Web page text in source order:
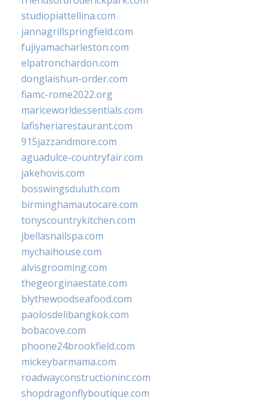
studiopiattellina.com
jannagrillspringfield.com
fujiyamacharleston.com
elpatronchardon.com
donglaishun-order.com
fiamc-rome2022.org
mariceworldessentials.com
lafisheriarestaurant.com
915jazzandmore.com
aguadulce-countryfair.com
jakehovis.com
bosswingsduluth.com
birminghamautocare.com
tonyscountrykitchen.com
jbellasnailspa.com
mychaihouse.com
alvisgrooming.com
thegeorginaestate.com
blythewoodseafood.com
paolosdelibangkok.com
bobacove.com
phoone24brookfield.com
mickeybarmama.com
roadwayconstructioninc.com
shopdragonflyboutique.com